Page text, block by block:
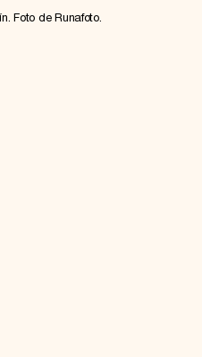
Foto de Runafoto.